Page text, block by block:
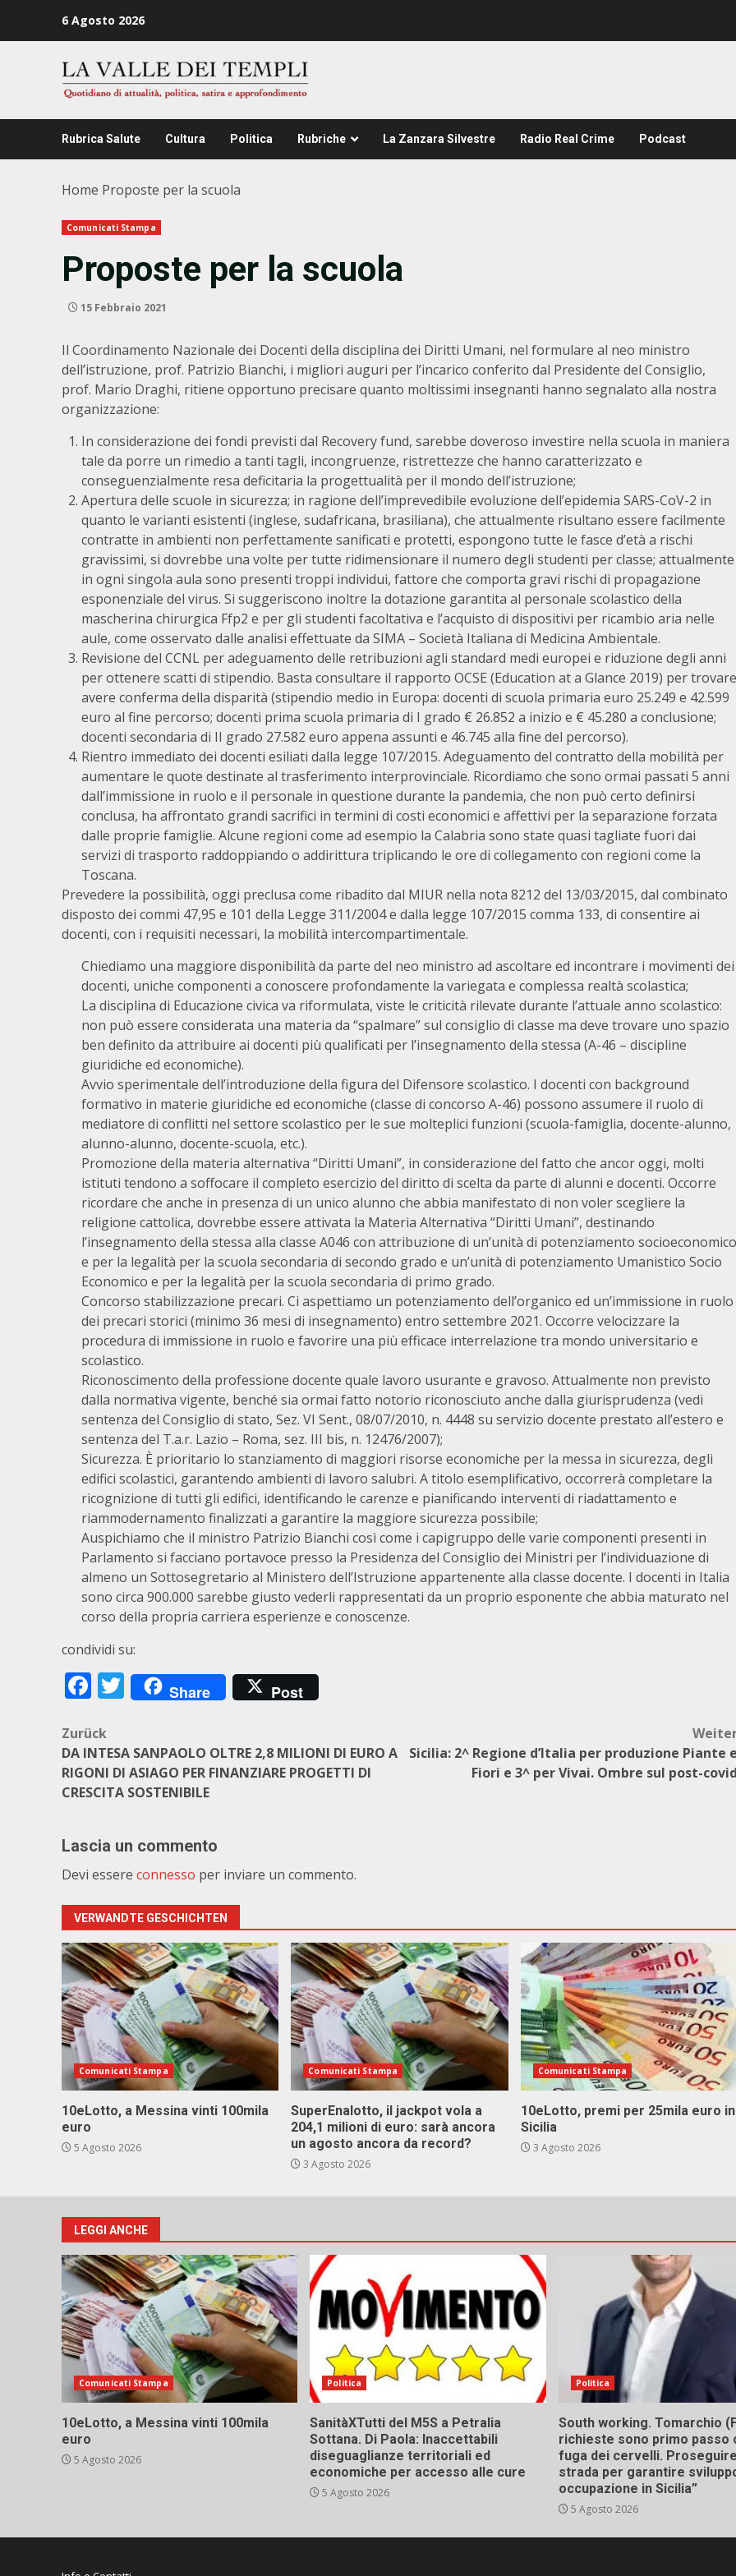
6 Agosto 2026
Rubrica Salute Cultura Politica Rubriche La Zanzara Silvestre Radio Real Crime Podcast
Home Proposte per la scuola
Comunicati Stampa
Proposte per la scuola
15 Febbraio 2021
Il Coordinamento Nazionale dei Docenti della disciplina dei Diritti Umani, nel formulare al neo ministro
dell’istruzione, prof. Patrizio Bianchi, i migliori auguri per l’incarico conferito dal Presidente del Consiglio,
prof. Mario Draghi, ritiene opportuno precisare quanto moltissimi insegnanti hanno segnalato alla nostra
organizzazione:
In considerazione dei fondi previsti dal Recovery fund, sarebbe doveroso investire nella scuola in maniera
tale da porre un rimedio a tanti tagli, incongruenze, ristrettezze che hanno caratterizzato e
conseguenzialmente resa deficitaria la progettualità per il mondo dell’istruzione;
Apertura delle scuole in sicurezza; in ragione dell’imprevedibile evoluzione dell’epidemia SARS-CoV-2 in
quanto le varianti esistenti (inglese, sudafricana, brasiliana), che attualmente risultano essere facilmente
contratte in ambienti non perfettamente sanificati e protetti, espongono tutte le fasce d’età a rischi
gravissimi, si dovrebbe una volte per tutte ridimensionare il numero degli studenti per classe; attualmente
in ogni singola aula sono presenti troppi individui, fattore che comporta gravi rischi di propagazione
esponenziale del virus. Si suggeriscono inoltre la dotazione garantita al personale scolastico della
mascherina chirurgica Ffp2 e per gli studenti facoltativa e l’acquisto di dispositivi per ricambio aria nelle
aule, come osservato dalle analisi effettuate da SIMA – Società Italiana di Medicina Ambientale.
Revisione del CCNL per adeguamento delle retribuzioni agli standard medi europei e riduzione degli anni
per ottenere scatti di stipendio. Basta consultare il rapporto OCSE (Education at a Glance 2019) per trovare
avere conferma della disparità (stipendio medio in Europa: docenti di scuola primaria euro 25.249 e 42.599
euro al fine percorso; docenti prima scuola primaria di I grado € 26.852 a inizio e € 45.280 a conclusione;
docenti secondaria di II grado 27.582 euro appena assunti e 46.745 alla fine del percorso).
Rientro immediato dei docenti esiliati dalla legge 107/2015. Adeguamento del contratto della mobilità per
aumentare le quote destinate al trasferimento interprovinciale. Ricordiamo che sono ormai passati 5 anni
dall’immissione in ruolo e il personale in questione durante la pandemia, che non può certo definirsi
conclusa, ha affrontato grandi sacrifici in termini di costi economici e affettivi per la separazione forzata
dalle proprie famiglie. Alcune regioni come ad esempio la Calabria sono state quasi tagliate fuori dai
servizi di trasporto raddoppiando o addirittura triplicando le ore di collegamento con regioni come la
Toscana.
Prevedere la possibilità, oggi preclusa come ribadito dal MIUR nella nota 8212 del 13/03/2015, dal combinato
disposto dei commi 47,95 e 101 della Legge 311/2004 e dalla legge 107/2015 comma 133, di consentire ai
docenti, con i requisiti necessari, la mobilità intercompartimentale.
Chiediamo una maggiore disponibilità da parte del neo ministro ad ascoltare ed incontrare i movimenti dei
docenti, uniche componenti a conoscere profondamente la variegata e complessa realtà scolastica;
La disciplina di Educazione civica va riformulata, viste le criticità rilevate durante l’attuale anno scolastico:
non può essere considerata una materia da “spalmare” sul consiglio di classe ma deve trovare uno spazio
ben definito da attribuire ai docenti più qualificati per l’insegnamento della stessa (A-46 – discipline
giuridiche ed economiche).
Avvio sperimentale dell’introduzione della figura del Difensore scolastico. I docenti con background
formativo in materie giuridiche ed economiche (classe di concorso A-46) possono assumere il ruolo di
mediatore di conflitti nel settore scolastico per le sue molteplici funzioni (scuola-famiglia, docente-alunno,
alunno-alunno, docente-scuola, etc.).
Promozione della materia alternativa “Diritti Umani”, in considerazione del fatto che ancor oggi, molti
istituti tendono a soffocare il completo esercizio del diritto di scelta da parte di alunni e docenti. Occorre
ricordare che anche in presenza di un unico alunno che abbia manifestato di non voler scegliere la
religione cattolica, dovrebbe essere attivata la Materia Alternativa “Diritti Umani”, destinando
l’insegnamento della stessa alla classe A046 con attribuzione di un’unità di potenziamento socioeconomico
e per la legalità per la scuola secondaria di secondo grado e un’unità di potenziamento Umanistico Socio
Economico e per la legalità per la scuola secondaria di primo grado.
Concorso stabilizzazione precari. Ci aspettiamo un potenziamento dell’organico ed un’immissione in ruolo
dei precari storici (minimo 36 mesi di insegnamento) entro settembre 2021. Occorre velocizzare la
procedura di immissione in ruolo e favorire una più efficace interrelazione tra mondo universitario e
scolastico.
Riconoscimento della professione docente quale lavoro usurante e gravoso. Attualmente non previsto
dalla normativa vigente, benché sia ormai fatto notorio riconosciuto anche dalla giurisprudenza (vedi
sentenza del Consiglio di stato, Sez. VI Sent., 08/07/2010, n. 4448 su servizio docente prestato all’estero e
sentenza del T.a.r. Lazio – Roma, sez. III bis, n. 12476/2007);
Sicurezza. È prioritario lo stanziamento di maggiori risorse economiche per la messa in sicurezza, degli
edifici scolastici, garantendo ambienti di lavoro salubri. A titolo esemplificativo, occorrerà completare la
ricognizione di tutti gli edifici, identificando le carenze e pianificando interventi di riadattamento e
riammodernamento finalizzati a garantire la maggiore sicurezza possibile;
Auspichiamo che il ministro Patrizio Bianchi così come i capigruppo delle varie componenti presenti in
Parlamento si facciano portavoce presso la Presidenza del Consiglio dei Ministri per l’individuazione di
almeno un Sottosegretario al Ministero dell’Istruzione appartenente alla classe docente. I docenti in Italia
sono circa 900.000 sarebbe giusto vederli rappresentati da un proprio esponente che abbia maturato nel
corso della propria carriera esperienze e conoscenze.
condividi su:
Facebook
Twitter
Share Post
Beitragsnavigation
Zurück
DA INTESA SANPAOLO OLTRE 2,8 MILIONI DI EURO A
RIGONI DI ASIAGO PER FINANZIARE PROGETTI DI
CRESCITA SOSTENIBILE
Sicilia: 2^ Regione d’Italia per produzione Piante
Fiori e 3^ per Vivai. Ombre sul post-
Lascia un commento
Devi essere connesso per inviare un commento.
VERWANDTE GESCHICHTEN
Comunicati Stampa
10eLotto, a Messina vinti 100mila
euro
5 Agosto 2026
Comunicati Stampa
SuperEnalotto, il jackpot vola a
204,1 milioni di euro: sarà ancora
un agosto ancora da record?
3 Agosto 2026
Comunicati Stampa
10eLotto, premi per 25mila euro in
Sicilia
3 Agosto 2026
LEGGI ANCHE
Comunicati Stampa
10eLotto, a Messina vinti 100mila
euro
5 Agosto 2026
Politica
SanitàXTutti del M5S a Petralia
Sottana. Di Paola: Inaccettabili
diseguaglianze territoriali ed
economiche per accesso alle cure
5 Agosto 2026
Politica
South working. Tomarchio
richieste sono primo passo
fuga dei cervelli.
strada per garantire
occupazione in Sicilia”
5 Agosto 2026